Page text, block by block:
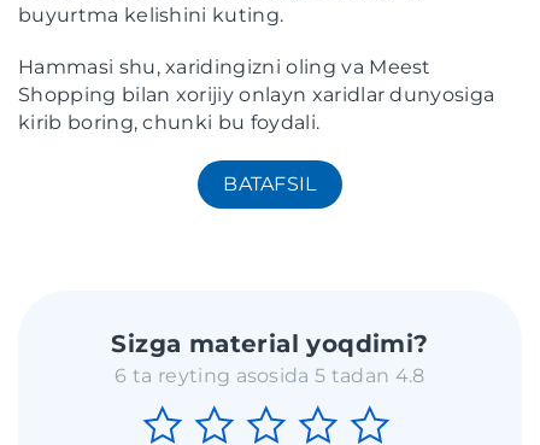
buyurtma kelishini kuting.
Hammasi shu, xaridingizni oling va Meest
Shopping bilan xorijiy onlayn xaridlar dunyosiga
kirib boring, chunki bu foydali.
BATAFSIL
Sizga material yoqdimi?
6 ta reyting asosida 5 tadan 4.8